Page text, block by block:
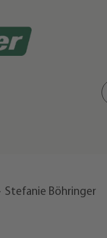
Stefanie Böhringer